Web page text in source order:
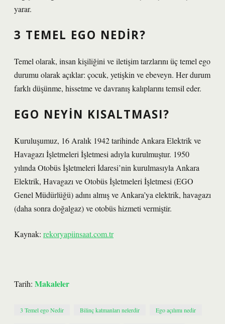
yarar.
3 TEMEL EGO NEDIR?
Temel olarak, insan kişiliğini ve iletişim tarzlarını üç temel ego
durumu olarak açıklar: çocuk, yetişkin ve ebeveyn. Her durum
farklı düşünme, hissetme ve davranış kalıplarını temsil eder.
EGO NEYIN KISALTMASI?
Kuruluşumuz, 16 Aralık 1942 tarihinde Ankara Elektrik ve
Havagazı İşletmeleri İşletmesi adıyla kurulmuştur. 1950
yılında Otobüs İşletmeleri İdaresi’nin kurulmasıyla Ankara
Elektrik, Havagazı ve Otobüs İşletmeleri İşletmesi (EGO
Genel Müdürlüğü) adını almış ve Ankara’ya elektrik, havagazı
(daha sonra doğalgaz) ve otobüs hizmeti vermiştir.
Kaynak: rekoryapiinsaat.com.tr
Tarih: Makaleler
3 Temel ego Nedir Bilinç katmanları nelerdir Ego açılımı nedir